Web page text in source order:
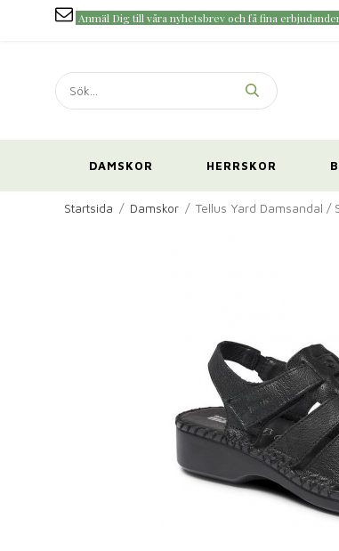
Anmäl Dig till våra nyhetsbrev och få fina
DAMSKOR HERRSKOR
Startsida / Damskor / Tellus Yard Damsandal /